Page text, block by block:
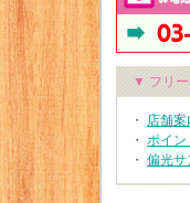
▼ フリー
・ 店舗案
・ ポイン
・ 偏光サ